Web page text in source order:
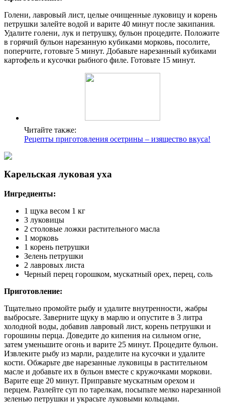
Голени, лавровый лист, целые очищенные луковицу и корень
петрушки залейте водой и варите 40 минут после закипания.
Удалите голени, лук и петрушку, бульон процедите. Положите
в горячий бульон нарезанную кубиками морковь, посолите,
поперчите, готовьте 5 минут. Добавьте нарезанный кубиками
картофель и кусочки рыбного филе. Готовьте 15 минут.
Читайте также:
Рецепты приготовления осетрины – изящество вкуса!
Карельская луковая уха
Ингредиенты:
1 щука весом 1 кг
3 луковицы
2 столовые ложки растительного масла
1 морковь
1 корень петрушки
Зелень петрушки
2 лавровых листа
Черный перец горошком, мускатный орех, перец, соль
Приготовление:
Тщательно промойте рыбу и удалите внутренности, жабры
выбросьте. Заверните щуку в марлю и опустите в 3 литра
холодной воды, добавив лавровый лист, корень петрушки и
горошины перца. Доведите до кипения на сильном огне,
затем уменьшите огонь и варите 25 минут. Процедите бульон.
Извлеките рыбу из марли, разделите на кусочки и удалите
кости. Обжарьте две нарезанные луковицы в растительном
масле и добавьте их в бульон вместе с кружочками моркови.
Варите еще 20 минут. Приправьте мускатным орехом и
перцем. Разлейте суп по тарелкам, посыпьте мелко нарезанной
зеленью петрушки и украсьте луковыми кольцами.